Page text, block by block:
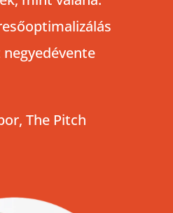
The Pitch